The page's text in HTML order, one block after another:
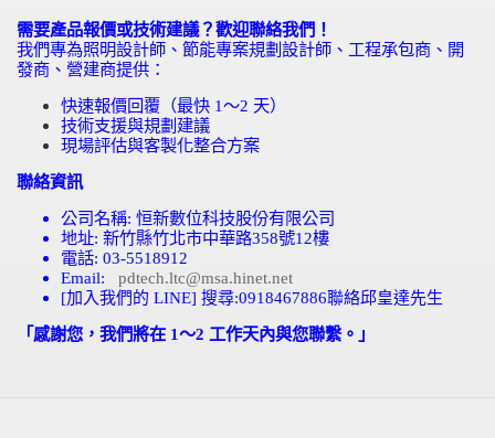
需要產品報價或技術建議？歡迎聯絡我們！
我們專為照明設計師、節能專案規劃設計師、工程承包商、開
發商、營建商提供：
快速報價回覆（最快 1～2 天）
技術支援與規劃建議
現場評估與客製化整合方案
聯絡資訊
公司名稱: 恒新數位科技股份有限公司
地址: 新竹縣竹北市中華路358號12樓
電話: 03-5518912
Email: pdtech.ltc@msa.hinet.net
[加入我們的 LINE] 搜尋:0918467886聯絡邱皇達先生
「感謝您，我們將在 1～2 工作天內與您聯繫。」